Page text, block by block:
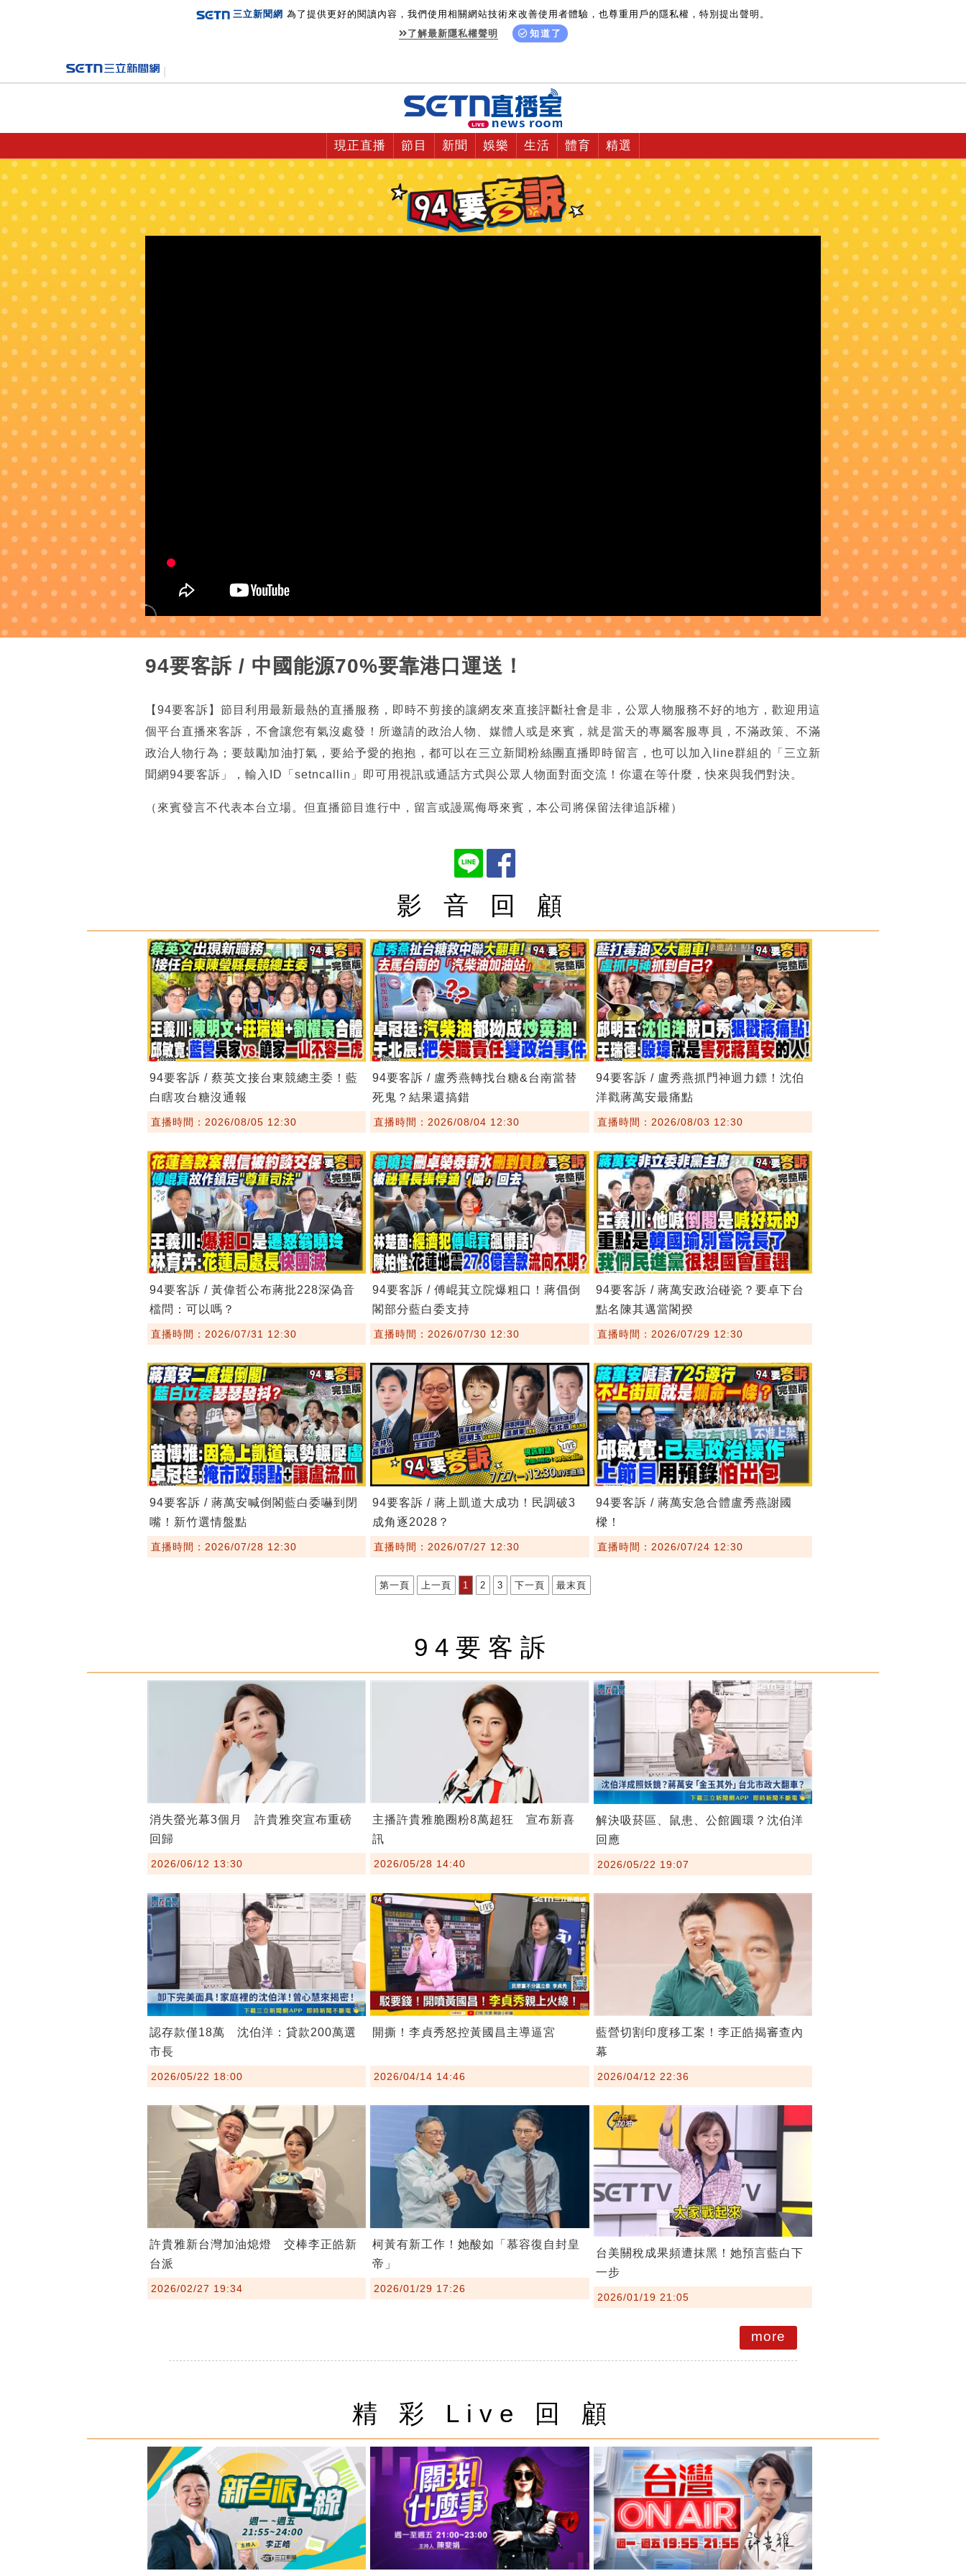
三立新聞網 為了提供更好的閱讀內容，我們使用相關網站技術來改善使用者體驗，也尊重用戶的隱私權，特別提出聲明。
了解最新隱私權聲明
知道了
現正直播 節目 新聞 娛樂 生活 體育 精選
94要客訴 / 中國能源70%要靠港口運送！
【94要客訴】節目利用最新最熱的直播服務，即時不剪接的讓網友來直接評斷社會是非，公眾人物服務不好的地方，歡迎用這
個平台直播來客訴，不會讓您有氣沒處發！所邀請的政治人物、媒體人或是來賓，就是當天的專屬客服專員，不滿政策、不滿
政治人物行為；要鼓勵加油打氣，要給予愛的抱抱，都可以在三立新聞粉絲團直播即時留言，也可以加入line群組的「三立新
聞網94要客訴」，輸入ID「setncallin」即可用視訊或通話方式與公眾人物面對面交流！你還在等什麼，快來與我們對決。
（來賓發言不代表本台立場。但直播節目進行中，留言或謾罵侮辱來賓，本公司將保留法律追訴權）
影 音 回 顧
94要客訴 / 蔡英文接台東競總主委！藍
白瞎攻台糖沒通報
直播時間：2026/08/05 12:30
94要客訴 / 盧秀燕轉找台糖&台南當替
死鬼？結果還搞錯
直播時間：2026/08/04 12:30
94要客訴 / 盧秀燕抓門神迴力鏢！沈伯
洋戳蔣萬安最痛點
直播時間：2026/08/03 12:30
94要客訴 / 黃偉哲公布蔣批228深偽音
檔問：可以嗎？
直播時間：2026/07/31 12:30
94要客訴 / 傅崐萁立院爆粗口！蔣倡倒
閣部分藍白委支持
直播時間：2026/07/30 12:30
94要客訴 / 蔣萬安政治碰瓷？要卓下台
點名陳其邁當閣揆
直播時間：2026/07/29 12:30
94要客訴 / 蔣萬安喊倒閣藍白委嚇到閉
嘴！新竹選情盤點
直播時間：2026/07/28 12:30
94要客訴 / 蔣上凱道大成功！民調破3
成角逐2028？
直播時間：2026/07/27 12:30
94要客訴 / 蔣萬安急合體盧秀燕謝國
樑！
直播時間：2026/07/24 12:30
第一頁 上一頁 1 2 3 下一頁 最末頁
94要客訴
消失螢光幕3個月 許貴雅突宣布重磅
回歸
2026/06/12 13:30
主播許貴雅脆圈粉8萬超狂 宣布新喜
訊
2026/05/28 14:40
解決吸菸區、鼠患、公館圓環？沈伯洋
回應
2026/05/22 19:07
認存款僅18萬 沈伯洋：貸款200萬選
市長
2026/05/22 18:00
開撕！李貞秀怒控黃國昌主導逼宮
2026/04/14 14:46
藍營切割印度移工案！李正皓揭審查內
幕
2026/04/12 22:36
許貴雅新台灣加油熄燈 交棒李正皓新
台派
2026/02/27 19:34
柯黃有新工作！她酸如「慕容復自封皇
帝」
2026/01/29 17:26
台美關稅成果頻遭抹黑！她預言藍白下
一步
2026/01/19 21:05
more
精 彩 Live 回 顧